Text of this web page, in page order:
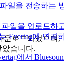
일을 전송하는
일을 업로드하
Evertag에 연결
에서
운로드되었으며,
았습니다.